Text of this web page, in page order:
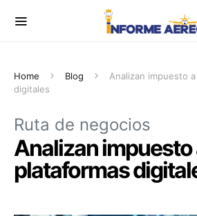
Home Blog
Analizan impuesto
digitales
Ruta de negocios
Analizan impuesto
plataformas